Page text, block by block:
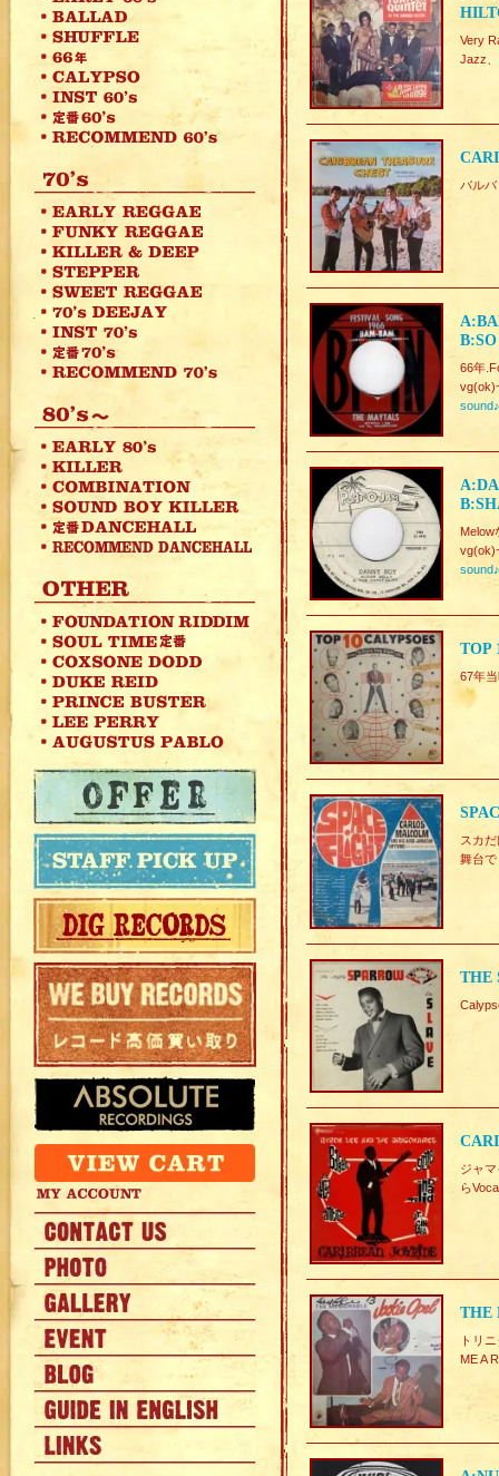
Very
Jazz
バル
66年
sound♪
Melow
sound♪
TOP
67年
スカ
舞台
THE
ジャ
ら
THE
トリ
ME A